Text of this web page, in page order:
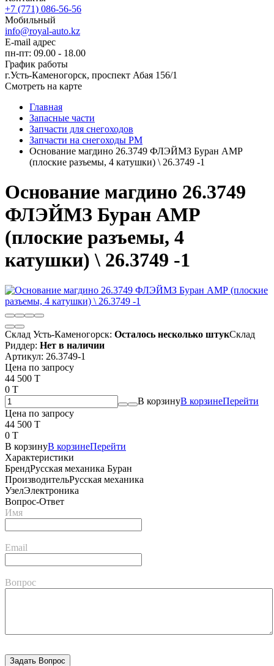
+7 (771) 086-56-56
Мобильный
info@royal-auto.kz
E-mail адрес
пн-пт: 09.00 - 18.00
График работы
г.Усть-Каменогорск, проспект Абая 156/1
Смотреть на карте
Главная
Запасные части
Запчасти для снегоходов
Запчасти на снегоходы РМ
Основание магдино 26.3749 ФЛЭЙМЗ Буран АМР
(плоские разъемы, 4 катушки) \ 26.3749 -1
Основание магдино 26.3749
ФЛЭЙМЗ Буран АМР
(плоские разъемы, 4
катушки) \ 26.3749 -1
Склад Усть-Каменогорск: Осталось несколько штукСклад
Риддер: Нет в наличии
Артикул: 26.3749-1
Цена по запросу
44 500 T
0 T
В корзинуВ корзинеПерейти
Цена по запросу
44 500 T
0 T
В корзинуВ корзинеПерейти
Характеристики
БрендРусская механика Буран
ПроизводительРусская механика
УзелЭлектроника
Вопрос-Ответ
Имя
Email
Вопрос